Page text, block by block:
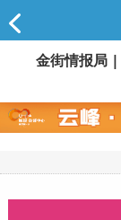
金街情报局 |